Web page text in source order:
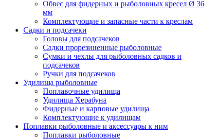
Обвес для фидерных и рыболовных кресел Ø 36
мм
Комплектующие и запасные части к креслам
Садки и подсачеки
Головы для подсачеков
Садки прорезиненные рыболовные
Сумки и чехлы для рыболовных садков и
подсачеков
Ручки для подсачеков
Удилища рыболовные
Поплавочные удилища
Удилища Херабуна
Фидерные и карповые удилища
Комплектующие к удилищам
Поплавки рыболовные и аксессуары к ним
Поплавки рыболовные